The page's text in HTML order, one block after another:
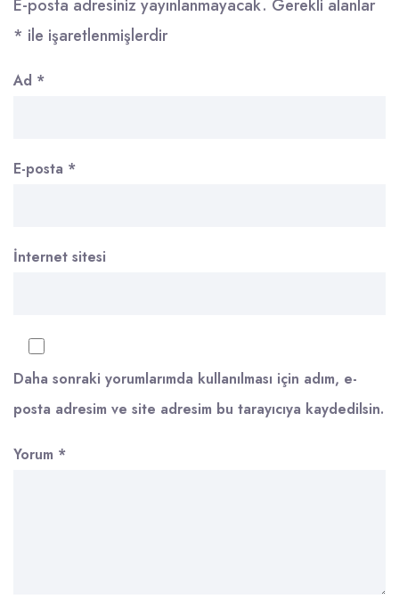
E-posta adresiniz yayınlanmayacak. Gerekli alanlar
* ile işaretlenmişlerdir
Ad *
E-posta *
İnternet sitesi
Daha sonraki yorumlarımda kullanılması için adım, e-
posta adresim ve site adresim bu tarayıcıya kaydedilsin.
Yorum *